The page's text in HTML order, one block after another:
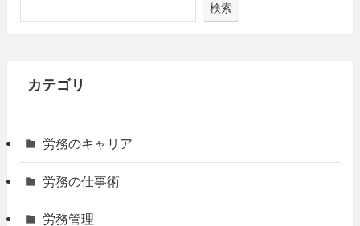
検索
カテゴリ
労務のキャリア
労務の仕事術
労務管理